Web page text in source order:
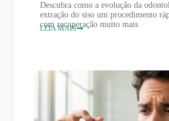
Descubra como a evolução da
extração do siso um procedimento
com recuperação muito mais
LEIA MAIS